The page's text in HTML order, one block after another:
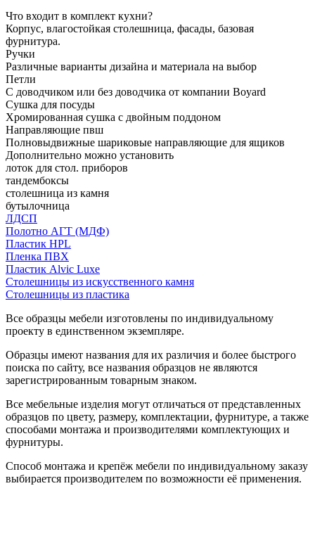
Что входит в комплект кухни?
Корпус, влагостойкая столешница, фасады, базовая
фурнитура.
Ручки
Различные варианты дизайна и материала на выбор
Петли
С доводчиком или без доводчика от компании Boyard
Сушка для посуды
Хромированная сушка с двойным поддоном
Направляющие пвш
Полновыдвижные шариковые направляющие для ящиков
Дополнительно можно установить
лоток для стол. приборов
тандембоксы
столешница из камня
бутылочница
ЛДСП
Полотно АГТ (МДФ)
Пластик HPL
Пленка ПВХ
Пластик Alvic Luxe
Столешницы из искусственного камня
Столешницы из пластика
Все образцы мебели изготовлены по индивидуальному
проекту в единственном экземпляре.
Образцы имеют названия для их различия и более быстрого
поиска по сайту, все названия образцов не являются
зарегистрированным товарным знаком.
Все мебельные изделия могут отличаться от представленных
образцов по цвету, размеру, комплектации, фурнитуре, а также
способами монтажа и производителями комплектующих и
фурнитуры.
Способ монтажа и крепёж мебели по индивидуальному заказу
выбирается производителем по возможности её применения.